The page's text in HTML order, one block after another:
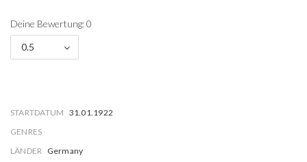
Deine Bewertung: 0
0.5
STARTDATUM 31.01.1922
GENRES
LÄNDER Germany